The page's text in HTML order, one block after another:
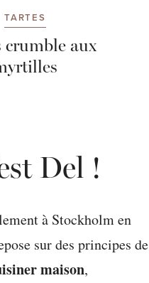
TARTES
crumble aux
Del !
à Stockholm en
sur des principes de
maison,